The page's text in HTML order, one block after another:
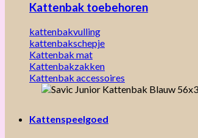
Kattenbak toebehoren
kattenbakvulling
kattenbakschepje
Kattenbak mat
Kattenbakzakken
Kattenbak accessoires
Kattenspeelgoed